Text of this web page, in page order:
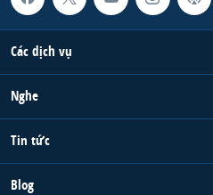
Các dịch vụ
Nghe
Tin tức
Blog